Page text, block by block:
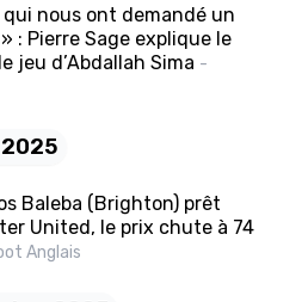
qui nous ont demandé un
: Pierre Sage explique le
jeu d’Abdallah Sima -
Baleba (Brighton) prêt
United, le prix chute à 74
Anglais